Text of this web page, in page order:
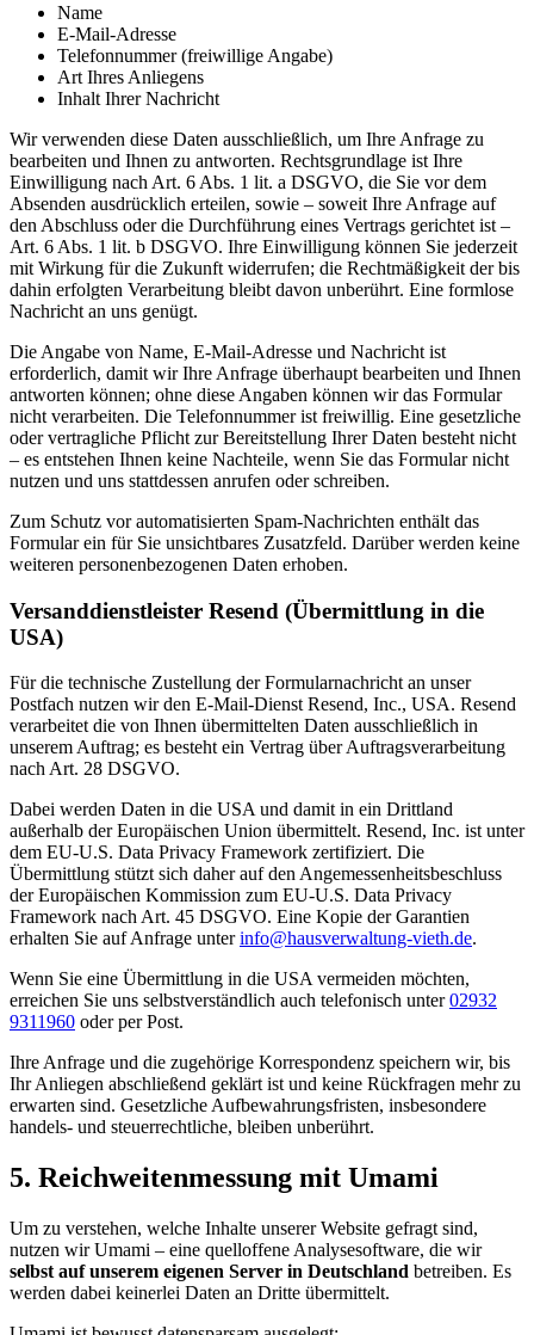
Name
E-Mail-Adresse
Telefonnummer (freiwillige Angabe)
Art Ihres Anliegens
Inhalt Ihrer Nachricht
Wir verwenden diese Daten ausschließlich, um Ihre Anfrage zu
bearbeiten und Ihnen zu antworten. Rechtsgrundlage ist Ihre
Einwilligung nach Art. 6 Abs. 1 lit. a DSGVO, die Sie vor dem
Absenden ausdrücklich erteilen, sowie – soweit Ihre Anfrage auf
den Abschluss oder die Durchführung eines Vertrags gerichtet ist –
Art. 6 Abs. 1 lit. b DSGVO. Ihre Einwilligung können Sie jederzeit
mit Wirkung für die Zukunft widerrufen; die Rechtmäßigkeit der bis
dahin erfolgten Verarbeitung bleibt davon unberührt. Eine formlose
Nachricht an uns genügt.
Die Angabe von Name, E-Mail-Adresse und Nachricht ist
erforderlich, damit wir Ihre Anfrage überhaupt bearbeiten und Ihnen
antworten können; ohne diese Angaben können wir das Formular
nicht verarbeiten. Die Telefonnummer ist freiwillig. Eine gesetzliche
oder vertragliche Pflicht zur Bereitstellung Ihrer Daten besteht nicht
– es entstehen Ihnen keine Nachteile, wenn Sie das Formular nicht
nutzen und uns stattdessen anrufen oder schreiben.
Zum Schutz vor automatisierten Spam-Nachrichten enthält das
Formular ein für Sie unsichtbares Zusatzfeld. Darüber werden keine
weiteren personenbezogenen Daten erhoben.
Versanddienstleister Resend (Übermittlung in die
USA)
Für die technische Zustellung der Formularnachricht an unser
Postfach nutzen wir den E-Mail-Dienst Resend, Inc., USA. Resend
verarbeitet die von Ihnen übermittelten Daten ausschließlich in
unserem Auftrag; es besteht ein Vertrag über Auftragsverarbeitung
nach Art. 28 DSGVO.
Dabei werden Daten in die USA und damit in ein Drittland
außerhalb der Europäischen Union übermittelt. Resend, Inc. ist unter
dem EU-U.S. Data Privacy Framework zertifiziert. Die
Übermittlung stützt sich daher auf den Angemessenheitsbeschluss
der Europäischen Kommission zum EU-U.S. Data Privacy
Framework nach Art. 45 DSGVO. Eine Kopie der Garantien
erhalten Sie auf Anfrage unter info@hausverwaltung-vieth.de.
Wenn Sie eine Übermittlung in die USA vermeiden möchten,
erreichen Sie uns selbstverständlich auch telefonisch unter 02932
9311960 oder per Post.
Ihre Anfrage und die zugehörige Korrespondenz speichern wir, bis
Ihr Anliegen abschließend geklärt ist und keine Rückfragen mehr zu
erwarten sind. Gesetzliche Aufbewahrungsfristen, insbesondere
handels- und steuerrechtliche, bleiben unberührt.
5. Reichweitenmessung mit Umami
Um zu verstehen, welche Inhalte unserer Website gefragt sind,
nutzen wir Umami – eine quelloffene Analysesoftware, die wir
selbst auf unserem eigenen Server in Deutschland betreiben. Es
werden dabei keinerlei Daten an Dritte übermittelt.